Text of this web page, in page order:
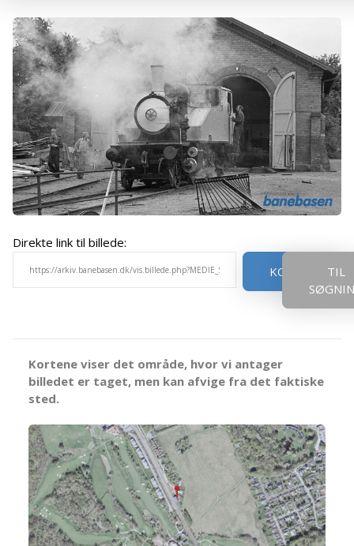
Direkte link til billede:
KOPIER
TIL
Kortene viser det område, hvor vi antager
billedet er taget, men kan afvige fra det faktiske
sted.